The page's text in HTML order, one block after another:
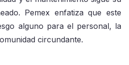
Pemex enfatiza que este
alguno para el personal, la
circundante.